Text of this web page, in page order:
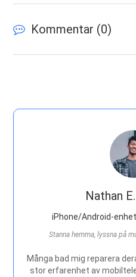
Kommentar (0)
Nathan
iPhone/Android-
Stanna hemma, lyssna på
Många bad mig reparera
stor erfarenhet av